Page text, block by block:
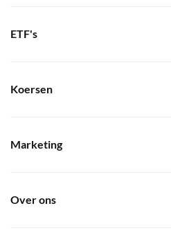
ETF's
Koersen
Marketing
Over ons